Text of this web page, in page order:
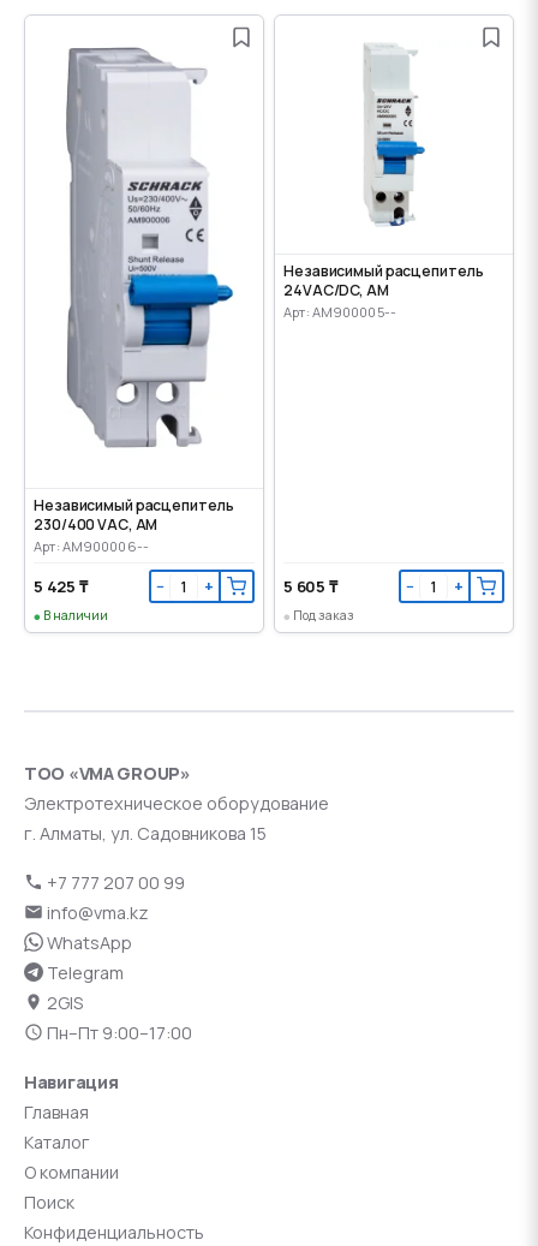
Независимый расцепитель
230/400 VАС, AM
Арт: AM900006--
5 425 ₸ − +
В наличии
Независимый расцепитель
24VАС/DC, AM
Арт: AM900005--
5 605 ₸ − +
Под заказ
ТОО «VMA GROUP»
Электротехническое оборудование
г. Алматы, ул. Садовникова 15
+7 777 207 00 99
info@vma.kz
WhatsApp
Telegram
2GIS
Пн–Пт 9:00–17:00
Навигация
Главная
Каталог
О компании
Поиск
Конфиденциальность